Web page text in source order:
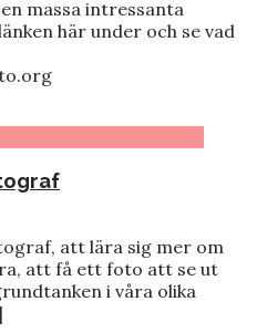
massa intressanta
här under och se vad
att lära sig mer om
att få ett foto att se ut
i våra olika